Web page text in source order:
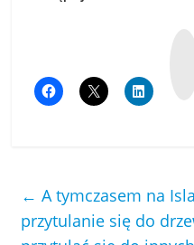
← A tymczasem na
przytulanie się do